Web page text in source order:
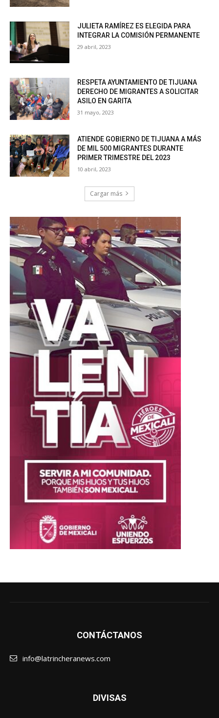
JULIETA RAMÍREZ ES ELEGIDA PARA
INTEGRAR LA COMISIÓN PERMANENTE
29 abril, 2023
RESPETA AYUNTAMIENTO DE TIJUANA
DERECHO DE MIGRANTES A SOLICITAR
ASILO EN GARITA
31 mayo, 2023
ATIENDE GOBIERNO DE TIJUANA A MÁS
DE MIL 500 MIGRANTES DURANTE
PRIMER TRIMESTRE DEL 2023
10 abril, 2023
Cargar más
CONTÁCTANOS
info@latrincheranews.com
DIVISAS